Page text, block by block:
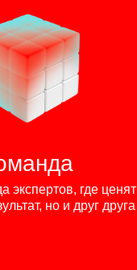
экспертов, где ценят
но и друг друга